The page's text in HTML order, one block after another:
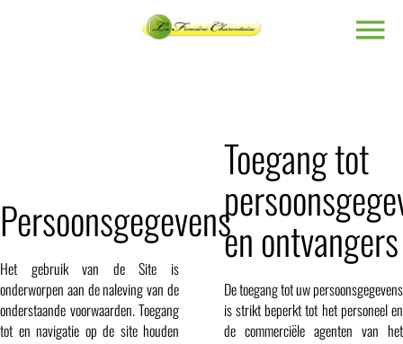
Persoonsgegevens
Het gebruik van de Site is
onderworpen aan de naleving van de
onderstaande voorwaarden. Toegang
tot en navigatie op de site houden
Toegang tot
en ontvangers
De toegang tot uw persoonsgegevens
is strikt beperkt tot het personeel en
de commerciële agenten van het